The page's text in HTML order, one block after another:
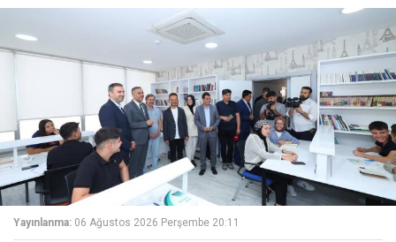
Yayınlanma: 06 Ağustos 2026 Perşembe 20:11